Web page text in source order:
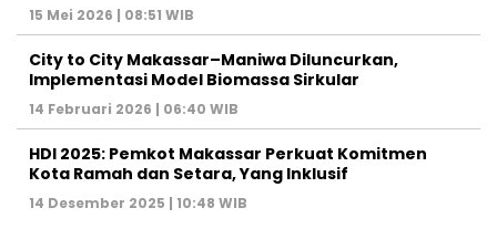
15 Mei 2026 | 08:51 WIB
City to City Makassar–Maniwa Diluncurkan,
Implementasi Model Biomassa Sirkular
14 Februari 2026 | 06:40 WIB
HDI 2025: Pemkot Makassar Perkuat Komitmen
Kota Ramah dan Setara, Yang Inklusif
14 Desember 2025 | 10:48 WIB